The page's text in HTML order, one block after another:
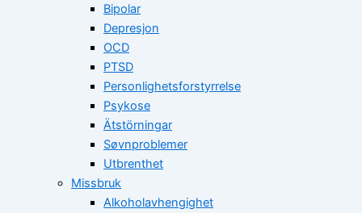
Bipolar
Depresjon
OCD
PTSD
Personlighetsforstyrrelse
Psykose
Ätstörningar
Søvnproblemer
Utbrenthet
Missbruk
Alkoholavhengighet